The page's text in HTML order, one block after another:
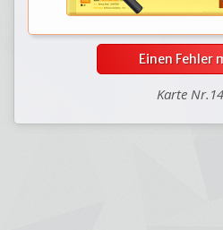
Einen Fehler
Karte